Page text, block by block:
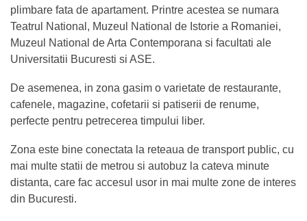
plimbare fata de apartament. Printre acestea se numara
Teatrul National, Muzeul National de Istorie a Romaniei,
Muzeul National de Arta Contemporana si facultati ale
Universitatii Bucuresti si ASE.
De asemenea, in zona gasim o varietate de restaurante,
cafenele, magazine, cofetarii si patiserii de renume,
perfecte pentru petrecerea timpului liber.
Zona este bine conectata la reteaua de transport public, cu
mai multe statii de metrou si autobuz la cateva minute
distanta, care fac accesul usor in mai multe zone de interes
din Bucuresti.